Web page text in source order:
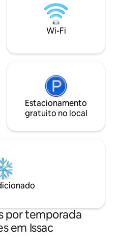
se
Wi-Fi
Estacionamento
gratuito no local
por temporada
em Issac